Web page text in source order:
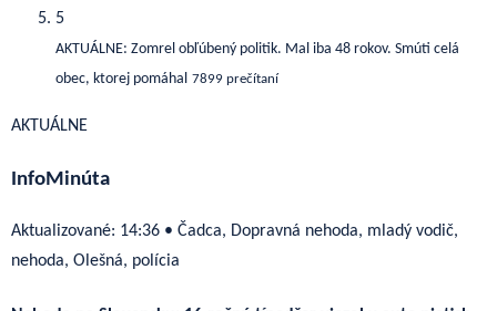
5
AKTUÁLNE: Zomrel obľúbený politik. Mal iba 48 rokov. Smúti celá
obec, ktorej pomáhal
7899 prečítaní
AKTUÁLNE
InfoMinúta
Aktualizované: 14:36 • Čadca, Dopravná nehoda, mladý vodič,
nehoda, Olešná, polícia